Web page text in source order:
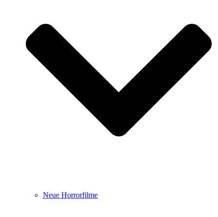
Neue Horrorfilme